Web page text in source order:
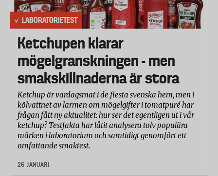
LABORATORIETEST
Ketchupen klarar
mögelgranskningen - men
smakskillnaderna är stora
Ketchup är vardagsmat i de flesta svenska hem, men i
kölvattnet av larmen om mögelgifter i tomatpuré har
frågan fått ny aktualitet: hur ser det egentligen ut i vår
ketchup? Testfakta har låtit analysera tolv populära
märken i laboratorium och samtidigt genomfört ett
omfattande smaktest.
26 JANUARI